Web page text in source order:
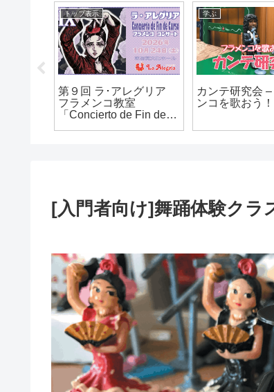
トップ表示
第９回 ラ･アレグリア
フラメンコ教室
「Concierto de Fin de
学ぶ
カンテ研究会 –
ンコを歌おう！
[入門者向け]舞踊体験クラ